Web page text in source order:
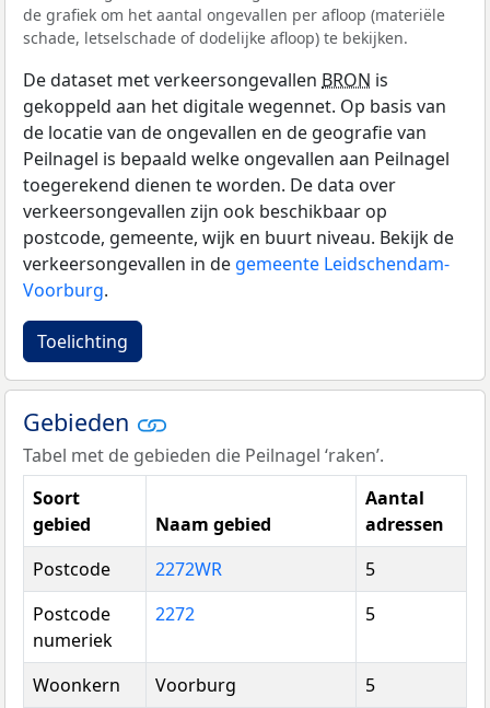
de grafiek om het aantal ongevallen per afloop (materiële
schade, letselschade of dodelijke afloop) te bekijken.
De dataset met verkeersongevallen BRON is
gekoppeld aan het digitale wegennet. Op basis van
de locatie van de ongevallen en de geografie van
Peilnagel is bepaald welke ongevallen aan Peilnagel
toegerekend dienen te worden. De data over
verkeersongevallen zijn ook beschikbaar op
postcode, gemeente, wijk en buurt niveau. Bekijk de
verkeersongevallen in de gemeente Leidschendam-
Voorburg.
Toelichting
Gebieden
Tabel met de gebieden die Peilnagel ‘raken’.
Soort
gebied
Naam gebied
Aantal
adressen
Postcode
2272WR
5
Postcode
numeriek
2272 5
Woonkern Voorburg
5